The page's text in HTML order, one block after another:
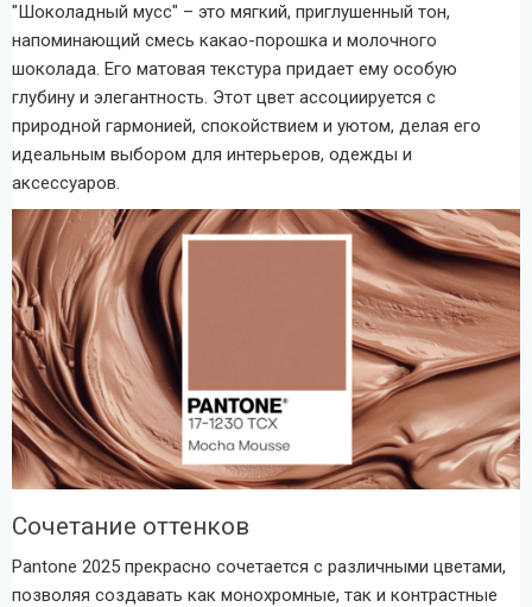
"Шоколадный мусс" – это мягкий, приглушенный тон,
напоминающий смесь какао-порошка и молочного
шоколада. Его матовая текстура придает ему особую
глубину и элегантность. Этот цвет ассоциируется с
природной гармонией, спокойствием и уютом, делая его
идеальным выбором для интерьеров, одежды и
аксессуаров.
Сочетание оттенков
Pantone 2025 прекрасно сочетается с различными цветами,
позволяя создавать как монохромные, так и контрастные